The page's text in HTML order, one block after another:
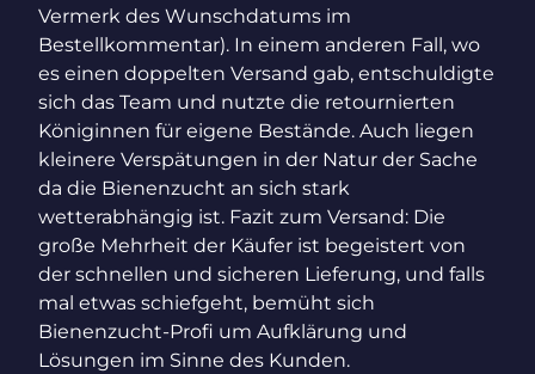
Vermerk des Wunschdatums im
Bestellkommentar). In einem anderen Fall, wo
es einen doppelten Versand gab, entschuldigte
sich das Team und nutzte die retournierten
Königinnen für eigene Bestände. Auch liegen
kleinere Verspätungen in der Natur der Sache
da die Bienenzucht an sich stark
wetterabhängig ist. Fazit zum Versand: Die
große Mehrheit der Käufer ist begeistert von
der schnellen und sicheren Lieferung, und falls
mal etwas schiefgeht, bemüht sich
Bienenzucht-Profi um Aufklärung und
Lösungen im Sinne des Kunden.